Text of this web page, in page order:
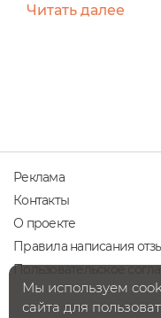
Такой убтан
плюс – это
Читать далее
Реклама
Контакты
О проекте
Правила написания
Пользовательское
Мы используем
сайта для